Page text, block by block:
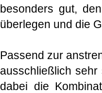
besonders gut,
überlegen und die
Passend zur
ausschließlich
dabei die